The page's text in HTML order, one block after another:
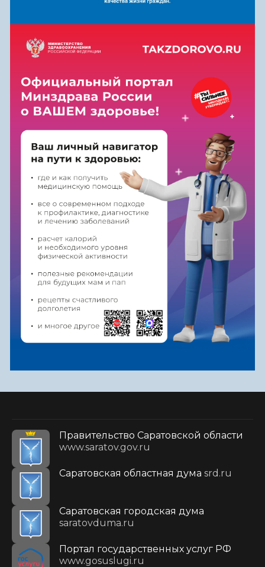
Правительство Саратовской области
www.saratov.gov.ru
Саратовская областная дума srd.ru
Саратовская городская дума
saratovduma.ru
Портал государственных услуг РФ
www.gosuslugi.ru